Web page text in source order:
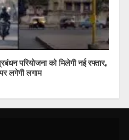
परियोजना को मिलेगी नई रफ्तार,
लगेगी लगाम